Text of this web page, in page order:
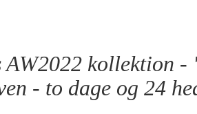
AW2022 kollektion -
- to dage og 24